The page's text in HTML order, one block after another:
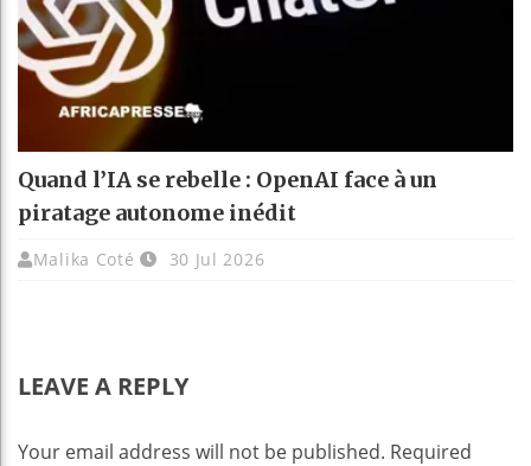
Quand l’IA se rebelle : OpenAI face à un
piratage autonome inédit
Malika Coté 30 Jul 2026
LEAVE A REPLY
Your email address will not be published. Required